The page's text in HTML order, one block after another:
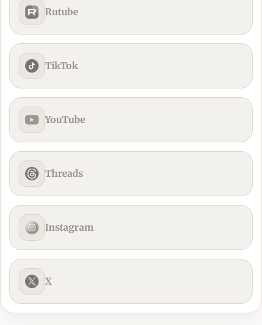
Rutube
TikTok
YouTube
Threads
Instagram
X